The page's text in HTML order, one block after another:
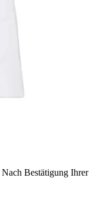
Nach Bestätigung Ihrer